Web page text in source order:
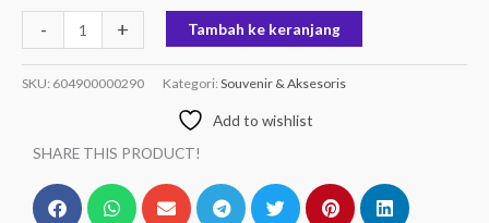
- + Tambah ke keranjang
SKU: 604900000290 Kategori: Souvenir & Aksesoris
Add to wishlist
SHARE THIS PRODUCT!